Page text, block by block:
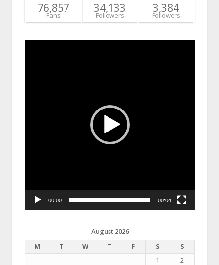
76,857
Fans
34,133
Followers
3,384
Followers
00:00 00:04
August 2026
M
T W T F S
S
1
2